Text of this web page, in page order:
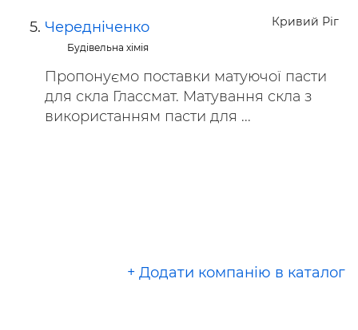
Кривий Ріг
Чередніченко
Будівельна хімія
Пропонуємо поставки матуючої пасти
для скла Глассмат. Матування скла з
використанням пасти для ...
+ Додати компанію в каталог